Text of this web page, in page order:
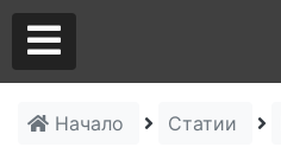
Начало Статии